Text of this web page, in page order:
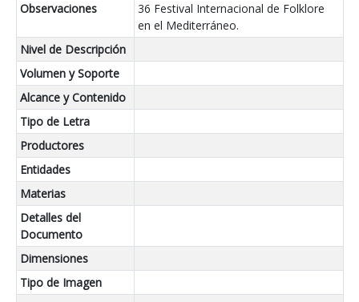
Observaciones
36 Festival Internacional de Folklore
en el Mediterráneo.
Nivel de Descripción
Volumen y Soporte
Alcance y Contenido
Tipo de Letra
Productores
Entidades
Materias
Detalles del
Documento
Dimensiones
Tipo de Imagen